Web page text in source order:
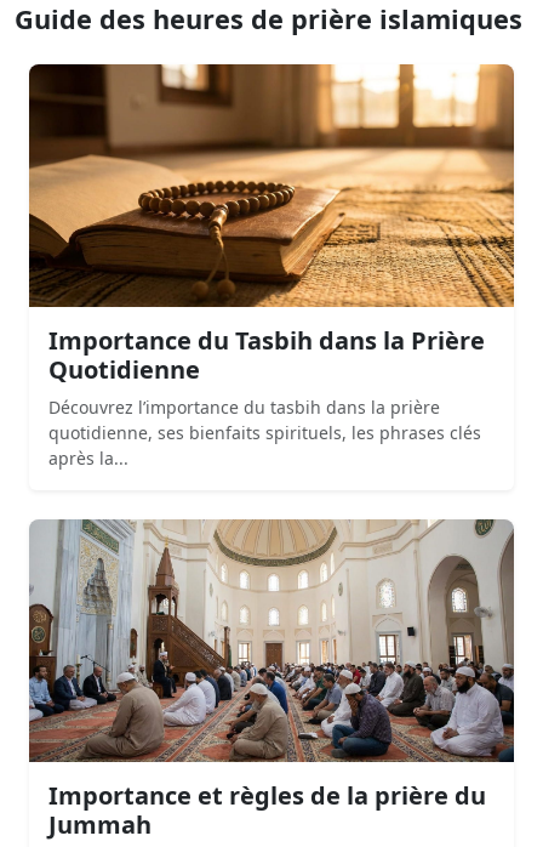
Guide des heures de prière islamiques
Importance du Tasbih dans la Prière
Quotidienne
Découvrez l’importance du tasbih dans la prière
quotidienne, ses bienfaits spirituels, les phrases clés
après la...
Importance et règles de la prière du
Jummah